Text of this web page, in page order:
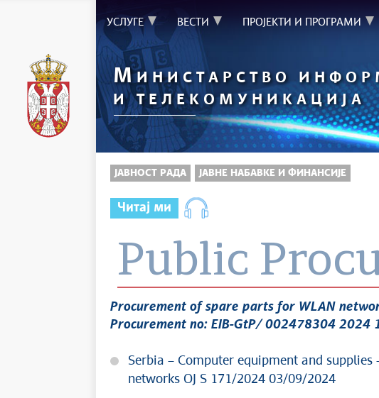
УСЛУГЕ ВЕСТИ ПРОЈЕКТИ И ПРОГРАМИ
МИНИСТАРСТВО
И ТЕЛЕКОМУНИКАЦИЈА
ЈАВНОСТ РАДА ЈАВНЕ НАБАВКЕ И ФИНАНСИЈЕ
Читај ми
Public
Procurement of spare parts for WLAN
Procurement no: EIB-GtP/ 002478304 2024
Serbia – Computer equipment and
networks OJ S 171/2024 03/09/2024